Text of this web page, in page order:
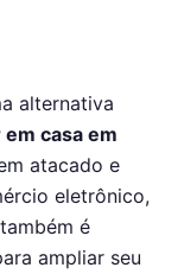
alternativa
casa em
atacado e
eletrônico,
é
ampliar seu